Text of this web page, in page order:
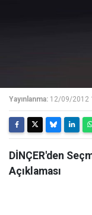
Yayınlanma: 12/09/2012
DİNÇER'den
Açıklaması